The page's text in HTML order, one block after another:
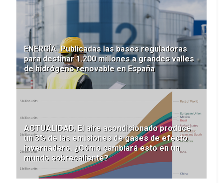
ENERGÍA. Publicadas las bases reguladoras
para destinar 1.200 millones a grandes valles
de hidrógeno renovable en España
ACTUALIDAD. El aire acondicionado produce
un 3% de las emisiones de gases de efecto
invernadero. ¿Cómo cambiará esto en un
mundo sobrecaliente?